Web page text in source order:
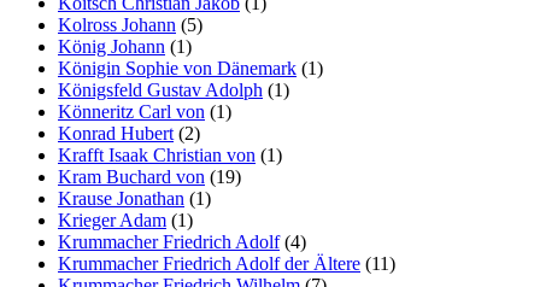
Kolross Johann (5)
König Johann (1)
Königin Sophie von Dänemark (1)
Königsfeld Gustav Adolph (1)
Könneritz Carl von (1)
Konrad Hubert (2)
Krafft Isaak Christian von (1)
Kram Buchard von (19)
Krause Jonathan (1)
Krieger Adam (1)
Krummacher Friedrich Adolf(4)
Krummacher Friedrich Adolf der Ältere (11)